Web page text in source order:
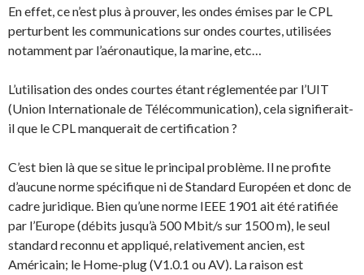
En effet, ce n’est plus à prouver, les ondes émises par le CPL
perturbent les communications sur ondes courtes, utilisées
notamment par l’aéronautique, la marine, etc…
L’utilisation des ondes courtes étant réglementée par l’UIT
(Union Internationale de Télécommunication), cela signifierait-
il que le CPL manquerait de certification ?
C’est bien là que se situe le principal problème. Il ne profite
d’aucune norme spécifique ni de Standard Européen et donc de
cadre juridique. Bien qu’une norme IEEE 1901 ait été ratifiée
par l’Europe (débits jusqu’à 500 Mbit/s sur 1500 m), le seul
standard reconnu et appliqué, relativement ancien, est
Américain; le Home-plug (V1.0.1 ou AV). La raison est